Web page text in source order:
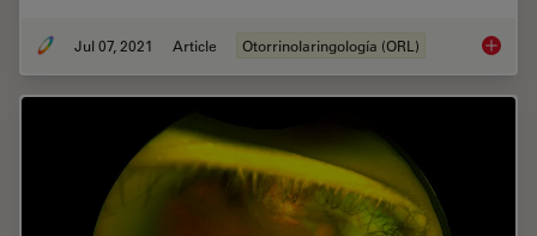
Jul 07, 2021 Article Otorrinolaringología (ORL) How